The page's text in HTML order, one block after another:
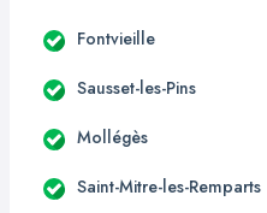
Fontvieille
Sausset-les-Pins
Mollégès
Saint-Mitre-les-Remparts